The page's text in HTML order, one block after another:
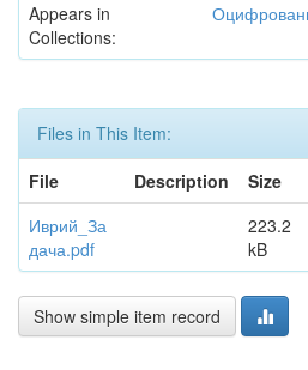
Appears in
Collections:
Files in This Item:
File
Description Size
Иврий_За
дача.pdf
223.2
kB
Show simple item record